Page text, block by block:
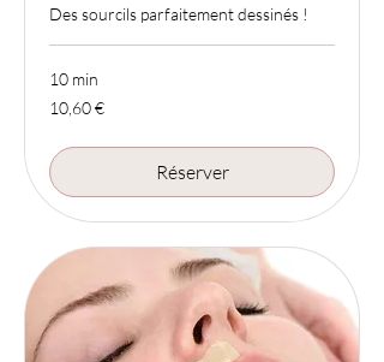
Des sourcils parfaitement dessinés !
10 min
10,60
euros
10,60 €
Réserver